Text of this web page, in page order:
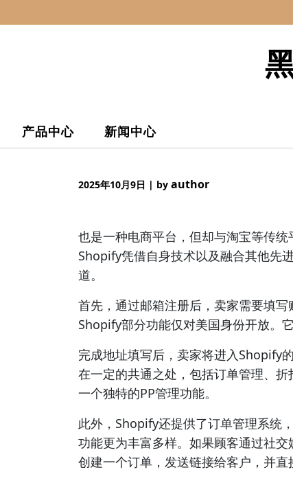
to
产品中心 新闻中心
2025年10月9日 | by author
也是一种电商平台，但却与淘宝等传统
Shopify凭借自身技术以及融合其他先
道。
首先，通过邮箱注册后，卖家需要填
Shopify部分功能仅对美国身份开放。
完成地址填写后，卖家将进入Shopify
在一定的共通之处，包括订单管理、
一个独特的PP管理功能。
此外，Shopify还提供了订单管理系统
功能更为丰富多样。如果顾客通过社
创建一个订单，发送链接给客户，并直